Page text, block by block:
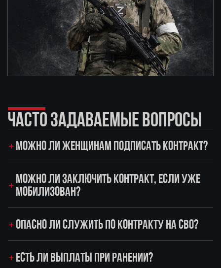
ЧАСТО ЗАДАВАЕМЫЕ ВОПРОСЫ
МОЖНО ЛИ ЖЕНЩИНАМ ПОДПИСАТЬ КОНТРАКТ?
МОЖНО ЛИ ЗАКЛЮЧИТЬ КОНТРАКТ, ЕСЛИ УЖЕ
МОБИЛИЗОВАН?
ОПАСНО ЛИ СЛУЖИТЬ ПО КОНТРАКТУ НА СВО?
ЕСТЬ ЛИ ВЫПЛАТЫ ПРИ РАНЕНИИ?